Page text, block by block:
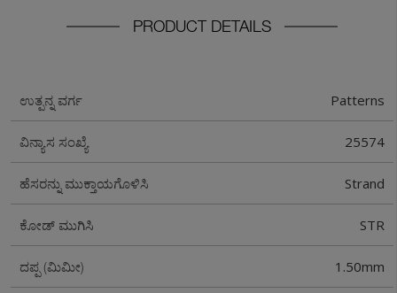
PRODUCT DETAILS
ಉತ್ಪನ್ನ ವರ್ಗ Patterns
ವಿನ್ಯಾಸ ಸಂಖ್ಯೆ 25574
ಹೆಸರನ್ನು ಮುಕ್ತಾಯಗೊಳಿಸಿ Strand
ಕೋಡ್ ಮುಗಿಸಿ STR
ದಪ್ಪ (ಮಿಮೀ) 1.50mm